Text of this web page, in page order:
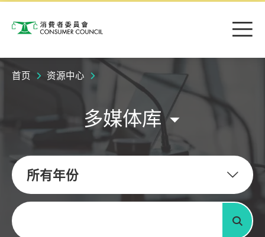
消费者委员会 目
首页 资源中心
多媒体库
所有年份
关键字
搜寻